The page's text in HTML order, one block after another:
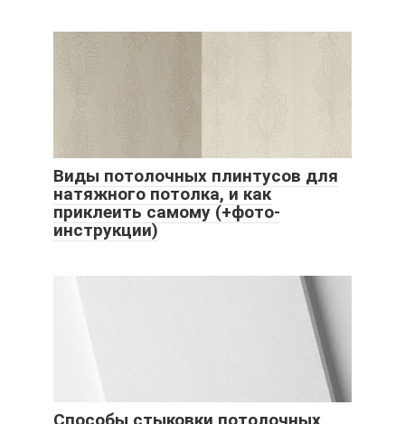
Виды потолочных плинтусов для
натяжного потолка, и как
приклеить самому (+фото-
инструкции)